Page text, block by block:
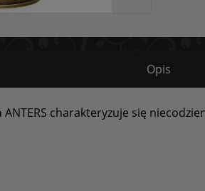
Opis
ANTERS charakteryzuje się